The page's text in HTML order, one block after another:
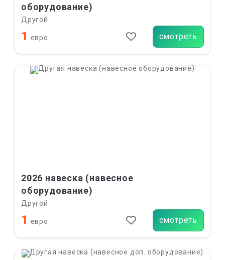
оборудование)
Другой
1 евро смотреть
2026 навеска (навесное
оборудование)
Другой
1 евро смотреть